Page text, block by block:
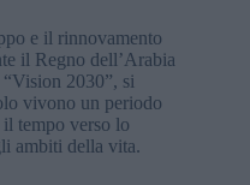
e il rinnovamento
il Regno dell’Arabia
2030”, si
vivono un periodo
tempo verso lo
ambiti della vita.